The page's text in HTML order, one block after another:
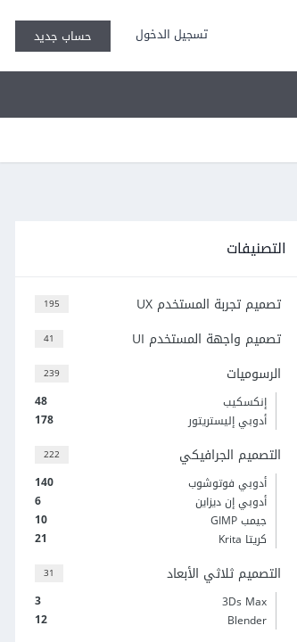
تسجيل الدخول حساب جديد
التصنيفات
195 تصميم تجربة المستخدم UX
41 تصميم واجهة المستخدم UI
239 الرسوميات
48
إنكسكيب
178
أدوبي إليستريتور
222 التصميم الجرافيكي
140
أدوبي فوتوشوب
6
أدوبي إن ديزاين
10
جيمب GIMP
21
كريتا Krita
31 التصميم ثلاثي الأبعاد
3
3Ds Max
12
Blender